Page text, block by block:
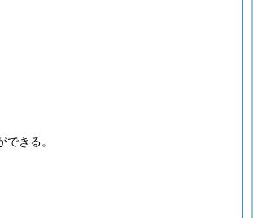
きる。